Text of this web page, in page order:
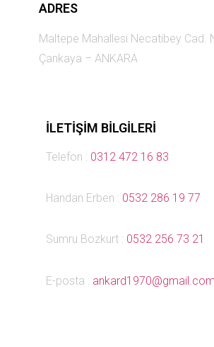
ADRES
Maltepe Mahallesi Necatibey Cad.
Çankaya – ANKARA
ILETIŞIM BILGILERI
Telefon : 0312 472 16 83
Handan Erben : 0532 286 19 77
Sumru Bozkurt : 0532 256 73 21
E-posta : ankard1970@gmail.com